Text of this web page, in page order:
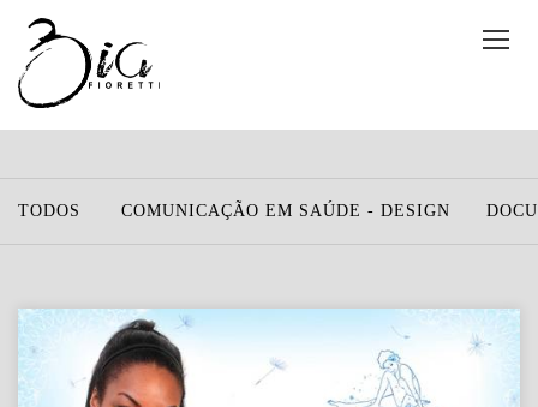
TODOS COMUNICAÇÃO EM SAÚDE - DESIGN